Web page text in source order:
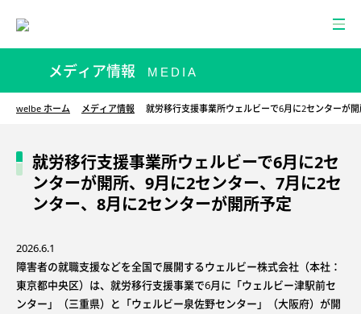
メディア情報 MEDIA
welbe ホーム メディア情報 就労移行支援事業所ウェルビーで6月に2センターが
就労移行支援事業所ウェルビーで6月に2セ
ンターが開所、9月に2センター、7月に2セ
ンター、8月に2センターが開所予定
2026.6.1
障害者の就職支援などを全国で展開するウェルビー株式会社（本社：
東京都中央区）は、就労移行支援事業で6月に「ウェルビー津駅前セ
ンター」（三重県）と「ウェルビー泉佐野センター」（大阪府）が開